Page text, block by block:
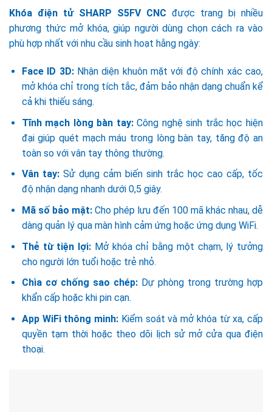
Khóa điện tử SHARP S5FV CNC được trang bị nhiều
phương thức mở khóa, giúp người dùng chọn cách ra vào
phù hợp nhất với nhu cầu sinh hoạt hằng ngày:
Face ID 3D:Nhận diện khuôn mặt với độ chính xác cao,
mở khóa chỉ trong tích tắc, đảm bảo nhận dạng chuẩn kể
cả khi thiếu sáng.
Tĩnh mạch lòng bàn tay:Công nghệ sinh trắc học hiện
đại giúp quét mạch máu trong lòng bàn tay, tăng độ an
toàn so với vân tay thông thường.
Vân tay:Sử dụng cảm biến sinh trắc học cao cấp, tốc
độ nhận dạng nhanh dưới 0,5 giây.
Mã số bảo mật:Cho phép lưu đến 100 mã khác nhau, dễ
dàng quản lý qua màn hình cảm ứng hoặc ứng dụng WiFi.
Thẻ từ tiện lợi: Mở khóa chỉ bằng một chạm, lý tưởng
cho người lớn tuổi hoặc trẻ nhỏ.
Chìa cơ chống sao chép:Dự phòng trong trường hợp
khẩn cấp hoặc khi pin cạn.
App WiFi thông minh: Kiểm soát và mở khóa từ xa, cấp
quyền tạm thời hoặc theo dõi lịch sử mở cửa qua điện
thoại.